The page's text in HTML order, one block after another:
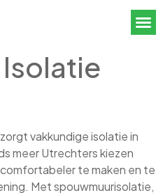
Isolatie
vakkundige isolatie in
meer Utrechters kiezen
te maken en te
Met spouwmuurisolatie,